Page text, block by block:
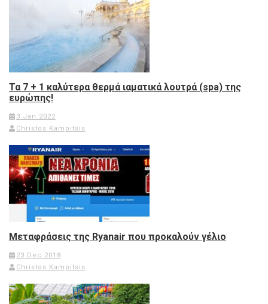
Τα 7 + 1 καλύτερα θερμά ιαματικά λουτρά (spa) της
ευρώπης!
3 Jan 2022
Christos Kampitsis
Μεταφράσεις της Ryanair που προκαλούν γέλιο
23 Dec 2018
Christos Kampitsis